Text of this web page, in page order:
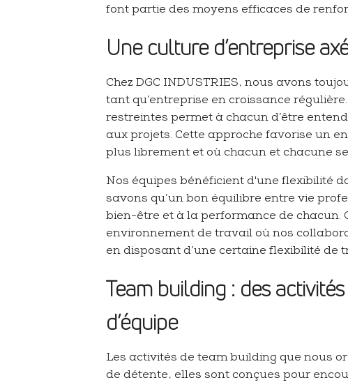
font partie des moyens efficaces de
Une culture d’entreprise
Chez DGC INDUSTRIES, nous avons
tant qu’entreprise en croissance
restreintes permet à chacun d’être
aux projets. Cette approche favorise un
plus librement et où chacun et chacune
Nos équipes bénéficient d'une flexibilité
savons qu’un bon équilibre entre vie
bien-être et à la performance de chacun.
environnement de travail où nos
en disposant d’une certaine flexibilité de
Team building : des
d’équipe
Les activités de team building que nous
de détente, elles sont conçues pour